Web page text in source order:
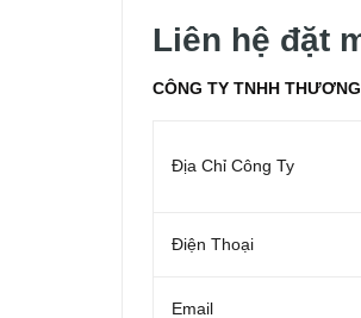
Liên hệ đặt
CÔNG TY TNHH
Địa Chỉ Công Ty
Điện Thoại
Email